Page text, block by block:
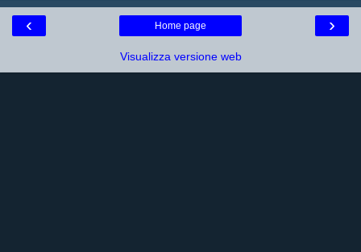
‹ ›
Home page
Visualizza versione web